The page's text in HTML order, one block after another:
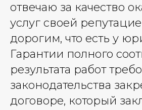
отвечаю за качество
услуг своей
дорогим, что есть у
Гарантии полного
результата работ
законодательства
договоре, который